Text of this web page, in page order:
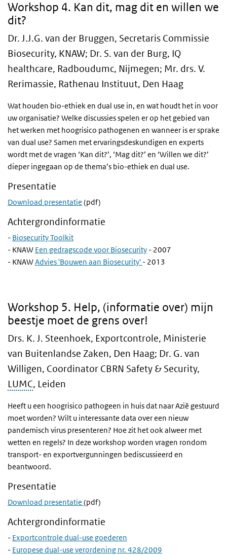
Workshop 4. Kan dit, mag dit en willen we
dit?
Dr. J.J.G. van der Bruggen, Secretaris Commissie
Biosecurity, KNAW; Dr. S. van der Burg, IQ
healthcare, Radboudumc, Nijmegen; Mr. drs. V.
Rerimassie, Rathenau Instituut, Den Haag
Wat houden bio-ethiek en dual use in, en wat houdt het in voor
uw organisatie? Welke discussies spelen er op het gebied van
het werken met hoogrisico pathogenen en wanneer is er sprake
van dual use? Samen met ervaringsdeskundigen en experts
wordt met de vragen ‘Kan dit?’, ‘Mag dit?’ en ‘Willen we dit?’
dieper ingegaan op de thema’s bio-ethiek en dual use.
Presentatie
Download presentatie (pdf)
Achtergrondinformatie
- Biosecurity Toolkit
- KNAW Een gedragscode voor Biosecurity - 2007
- KNAWAdvies 'Bouwen aan Biosecurity' - 2013
Workshop 5. Help, (informatie over) mijn
beestje moet de grens over!
Drs. K. J. Steenhoek, Exportcontrole, Ministerie
van Buitenlandse Zaken, Den Haag; Dr. G. van
Willigen, Coordinator CBRN Safety & Security,
LUMC, Leiden
Heeft u een hoogrisico pathogeen in huis dat naar Azië gestuurd
moet worden? Wilt u interessante data over een nieuw
pandemisch virus presenteren? Hoe zit het ook alweer met
wetten en regels? In deze workshop worden vragen rondom
transport- en exportvergunningen bediscussieerd en
beantwoord.
Presentatie
Download presentatie (pdf)
Achtergrondinformatie
- Exportcontrole dual-use goederen
- Europese dual-use verordening nr. 428/2009